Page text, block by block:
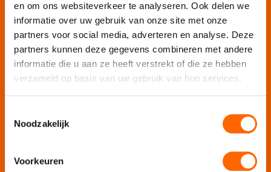
en om ons websiteverkeer te analyseren. Ook delen we
informatie over uw gebruik van onze site met onze
partners voor social media, adverteren en analyse. Deze
partners kunnen deze gegevens combineren met andere
informatie die u aan ze heeft verstrekt of die ze hebben
verzameld op basis van uw gebruik van hun services.
Noodzakelijk
Voorkeuren
Escape Room Mysterium
Vergaderlocatie De Grote Werf
Vergaderlocatie Rotterdam View
Vergaderlocatie Dak van Amsterdam
Mobiele escaperoom De Strijd
Wij organiseren jouw